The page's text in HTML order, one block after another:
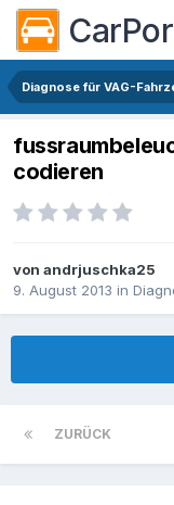
Diagnose für VAG-
codieren
von andrjuschka25
9. August 2013 in
ZURÜCK